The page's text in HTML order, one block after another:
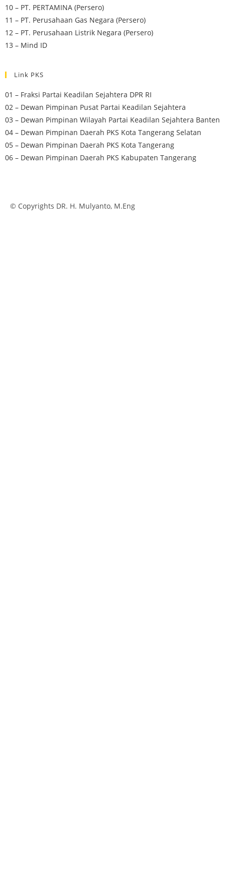
10 – PT. PERTAMINA (Persero)
11 – PT. Perusahaan Gas Negara (Persero)
12 – PT. Perusahaan Listrik Negara (Persero)
13 – Mind ID
Link PKS
01 – Fraksi Partai Keadilan Sejahtera DPR RI
02 – Dewan Pimpinan Pusat Partai Keadilan Sejahtera
03 – Dewan Pimpinan Wilayah Partai Keadilan Sejahtera Banten
04 – Dewan Pimpinan Daerah PKS Kota Tangerang Selatan
05 – Dewan Pimpinan Daerah PKS Kota Tangerang
06 – Dewan Pimpinan Daerah PKS Kabupaten Tangerang
© Copyrights DR. H. Mulyanto, M.Eng